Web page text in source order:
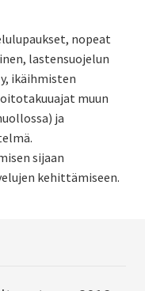
nopeat
lastensuojelun
ikäihmisten
muun
ja
sijaan
kehittämiseen.